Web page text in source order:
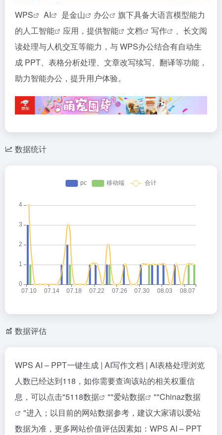
WPS AI 是金山 办公
旗下具备大语言模型能力
的人工智能 应用，提供智能 文档 写作
、长文阅
读处理与人机交互等能力，与 WPS办公结合有自动生
成 PPT、表格分析处理、文章改写续写、翻译等功能，
助力智能办公，提升用户体验。
数据统计
数据评估
WPS AI – PPT一键生成 | AI写作文档 | AI表格处理浏览
人数已经达到118，如你需要查询该站的相关权重信
息，可以点击"5118数据 ""爱站数据 ""Chinaz数据
"进入；以目前的网站数据参考，建议大家请以爱站
数据为准，更多网站价值评估因素如：WPS AI – PPT